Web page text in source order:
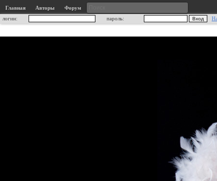
Главная Авторы
Форум
логин:
пароль: